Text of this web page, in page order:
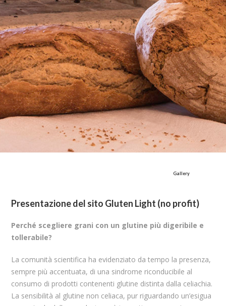
Gallery
Presentazione del sito Gluten Light (no profit)
Perché scegliere grani con un glutine più digeribile e
tollerabile?
La comunità scientifica ha evidenziato da tempo la presenza,
sempre più accentuata, di una sindrome riconducibile al
consumo di prodotti contenenti glutine distinta dalla celiachia.
La sensibilità al glutine non celiaca, pur riguardando un’esigua